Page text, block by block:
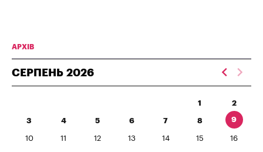
АРХІВ
СЕРПЕНЬ 2026
1 2
3 4 5 6 7 8 9
10 11 12 13 14 15 16